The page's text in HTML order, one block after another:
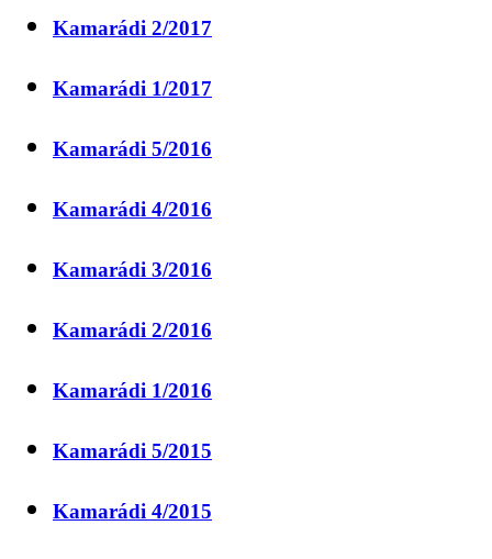
Kamarádi 2/2017
Kamarádi 1/2017
Kamarádi 5/2016
Kamarádi 4/2016
Kamarádi 3/2016
Kamarádi 2/2016
Kamarádi 1/2016
Kamarádi 5/2015
Kamarádi 4/2015